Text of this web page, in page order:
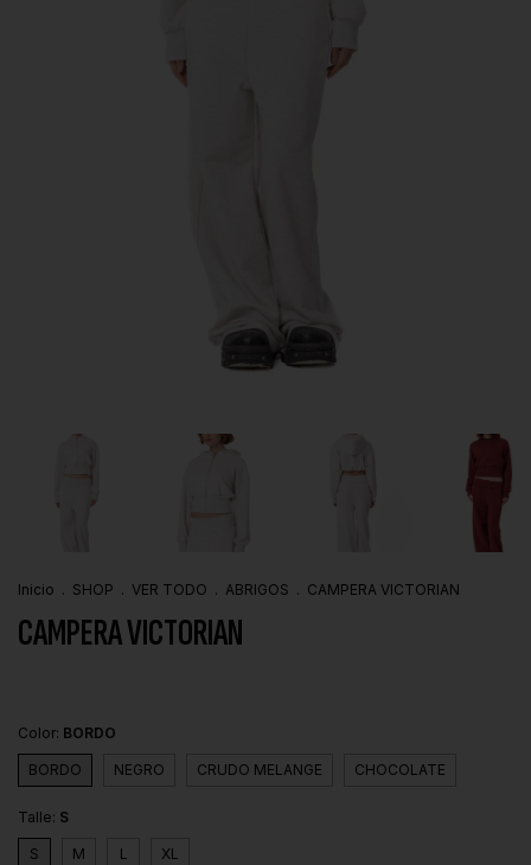
Inicio . SHOP . VER TODO . ABRIGOS . CAMPERA VICTORIAN
CAMPERA VICTORIAN
Color: BORDO
BORDO NEGRO CRUDO MELANGE CHOCOLATE
Talle: S
S M L XL